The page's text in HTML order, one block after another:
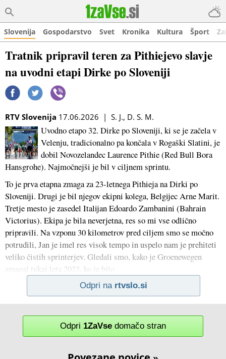
Slovenija Gospodarstvo Svet Kronika Kultura Šport
Tratnik pripravil teren za Pithiejevo slavje
na uvodni etapi Dirke po Sloveniji
RTV Slovenija 17.06.2026 | S. J., D. S. M.
Uvodno etapo 32. Dirke po Sloveniji, ki se je začela v
Velenju, tradicionalno pa končala v Rogaški Slatini, je
dobil Novozelandec Laurence Pithie (Red Bull Bora
Hansgrohe). Najmočnejši je bil v ciljnem sprintu.
To je prva etapna zmaga za 23-letnega Pithieja na Dirki po
Sloveniji. Drugi je bil njegov ekipni kolega, Belgijec Arne Marit.
Tretje mesto je zasedel Italijan Edoardo Zambanini (Bahrain
Victorius). Ekipa je bila neverjetna, res so mi vse odlično
pripravili. Na vzponu 30 kilometrov pred ciljem smo se močno
potrudili, Jan je imel res visok tempo in uspelo nam je prehiteti
veliko čistih sprinterjev. Gledali smo, kako je Groenewegen
zmagal tukaj leta 2023, ko je bilo
Odpri na rtvslo.si
Odpri 1ZaVse domačo stran